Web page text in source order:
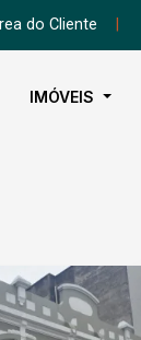
do Cliente
IMÓVEIS